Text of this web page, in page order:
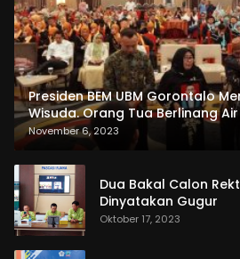
Presiden BEM UBM Gorontalo
Wisuda. Orang Tua Berlinang
dan Pemasangan Salempang
November 6, 2023
Dua Bakal Calon
Dinyatakan Gugur
Oktober 17, 2023